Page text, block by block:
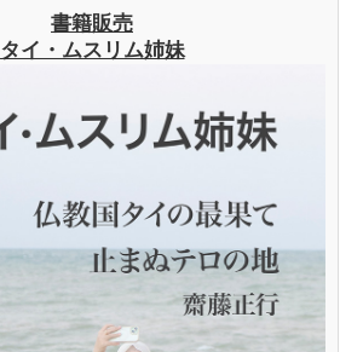
書籍販売
タイ・ムスリム姉妹